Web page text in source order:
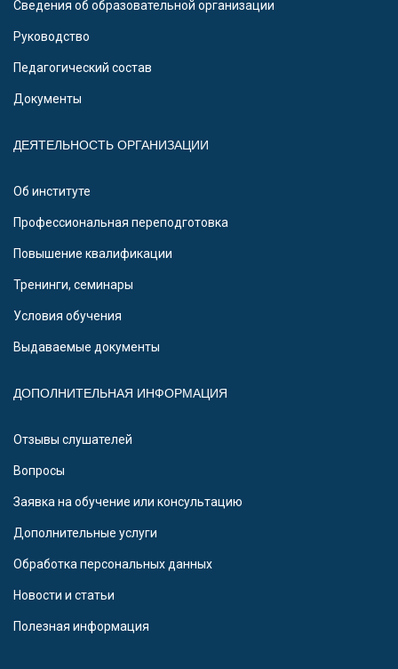
Сведения об образовательной организации
Руководство
Педагогический состав
Документы
ДЕЯТЕЛЬНОСТЬ ОРГАНИЗАЦИИ
Об институте
Профессиональная переподготовка
Повышение квалификации
Тренинги, семинары
Условия обучения
Выдаваемые документы
ДОПОЛНИТЕЛЬНАЯ ИНФОРМАЦИЯ
Отзывы слушателей
Вопросы
Заявка на обучение или консультацию
Дополнительные услуги
Обработка персональных данных
Новости и статьи
Полезная информация